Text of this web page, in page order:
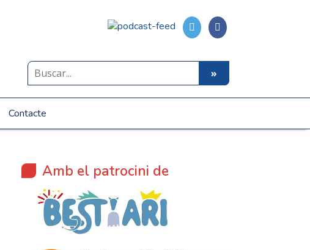
Contacte
Amb el patrocini de